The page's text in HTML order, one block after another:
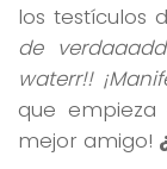
los testículos
de
waterr!!
que empieza
mejor amigo!